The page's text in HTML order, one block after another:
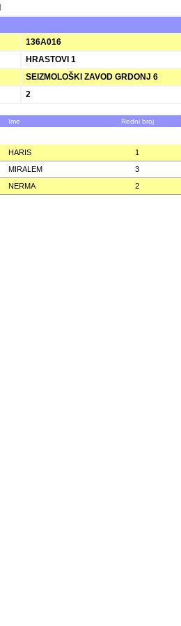
136A016
HRASTOVI 1
SEIZMOLOŠKI ZAVOD GRDONJ 6
2
Ime Redni broj
HARIS 1
MIRALEM 3
NERMA 2